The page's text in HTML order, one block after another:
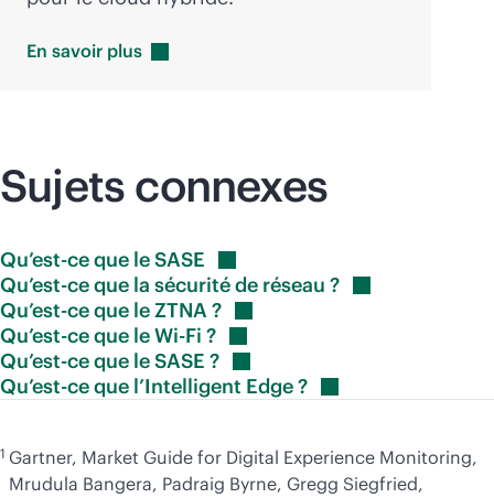
En savoir plus
Sujets connexes
Qu’est-ce que leSASE
Qu’est-ce que la sécurité de réseau ?
Qu’est-ce que le ZTNA ?
Qu’est-ce que le Wi-Fi ?
Qu’est-ce que le SASE ?
Qu’est-ce que l’Intelligent Edge?
1 Gartner, Market Guide for Digital Experience Monitoring,
Mrudula Bangera, Padraig Byrne, Gregg Siegfried,